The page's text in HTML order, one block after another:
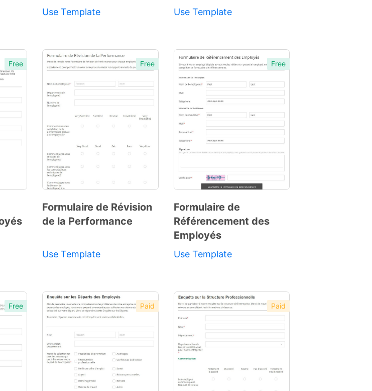
Use Template Use Template
Free Free
Preview
Formulaire de Révision
de la Performance
Use Template
Free
Preview
Template
Formulaire de
Référencement des
Employés
Use Template
Free Paid Paid